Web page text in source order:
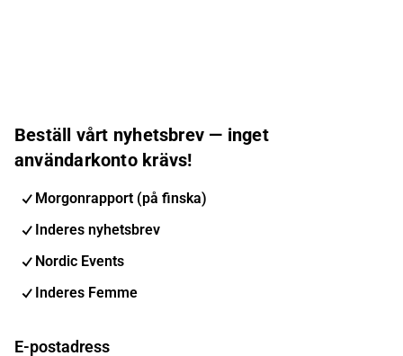
Beställ vårt nyhetsbrev — inget
användarkonto krävs!
Morgonrapport (på finska)
Inderes nyhetsbrev
Nordic Events
Inderes Femme
E-postadress